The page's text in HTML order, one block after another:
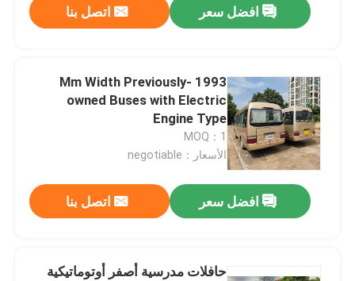
المنزل
فيديوهات
عرض الواقع الافتراضي
معلومات عنا
افضل سعر اتصل بنا
1993 Mm Width Previously-
owned Buses with Electric
Engine Type
MOQ：1
الأسعار：negotiable
افضل سعر اتصل بنا
حافلات مدرسية أصفر أوتوماتيكية